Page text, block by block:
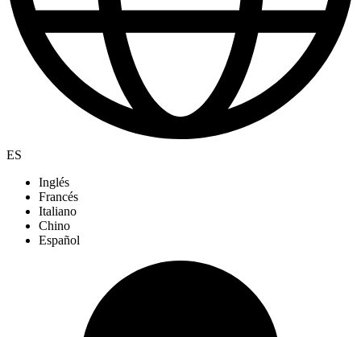
ES
Inglés
Francés
Italiano
Chino
Español